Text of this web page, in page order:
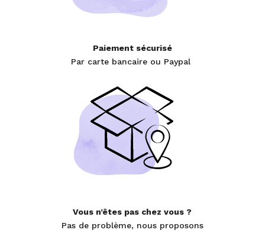
Paiement sécurisé
Par carte bancaire ou Paypal
Vous n’êtes pas chez vous ?
Pas de problème, nous proposons